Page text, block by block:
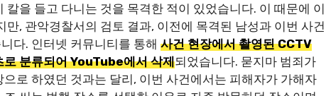
을 들고 다니는 것을 목격한 적이 있었습니다. 이 때문에 이
, 관악경찰서의 검토 결과, 이전에 목격된 남성과 이번 사건
다. 인터넷 커뮤니티를 통해 사건 현장에서 촬영된 CCTV
로 분류되어 YouTube에서 삭제되었습니다. 묻지마 범죄가
로 하였던 것과는 달리, 이번 사건에서는 피해자가 가해자